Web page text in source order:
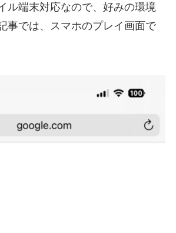
ル端末対応なので、好みの環境
事では、スマホのプレイ画面で